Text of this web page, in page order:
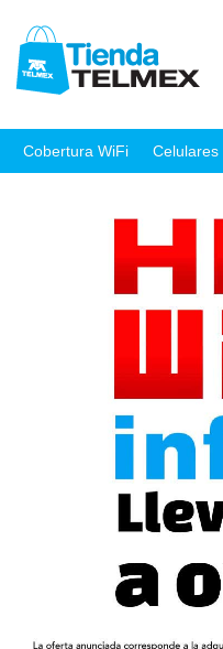
Cobertura WiFi Celulares